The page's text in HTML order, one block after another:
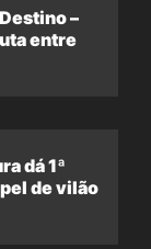
–
entre
dá 1ª
de vilão